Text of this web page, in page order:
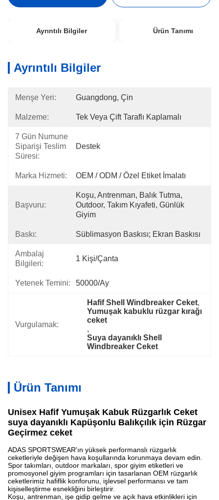
Ayrıntılı Bilgiler Ürün Tanımı
Ayrıntılı Bilgiler
Menşe Yeri: Guangdong, Çin
Malzeme: Tek Veya Çift Taraflı Kaplamalı
7 Gün Numune
Siparişi Teslim
Süresi:
Destek
Marka Hizmeti: OEM / ODM / Özel Etiket İmalatı
Başvuru:
Koşu, Antrenman, Balık Tutma,
Outdoor, Takım Kıyafeti, Günlük
Giyim
Baskı: Süblimasyon Baskısı; Ekran Baskısı
Ambalaj
Bilgileri:
1 Kişi/çanta
Yetenek Temini: 50000/ay
Vurgulamak:
Hafif Shell Windbreaker Ceket,
Yumuşak kabuklu rüzgar kırağı
ceket
,
Suya dayanıklı Shell
Windbreaker Ceket
Ürün Tanımı
Unisex Hafif Yumuşak Kabuk Rüzgarlık Ceket
suya dayanıklı Kapüşonlu Balıkçılık için Rüzgar
Geçirmez ceket
ADAS SPORTSWEAR'ın yüksek performanslı rüzgarlık
ceketleriyle değişen hava koşullarında korunmaya devam edin.
Spor takımları, outdoor markaları, spor giyim etiketleri ve
promosyonel giyim programları için tasarlanan OEM rüzgarlık
ceketlerimiz hafiflik konforunu, işlevsel performansı ve tam
kişiselleştirme esnekliğini birleştirir.
Koşu, antrenman, işe gidip gelme ve açık hava etkinlikleri için